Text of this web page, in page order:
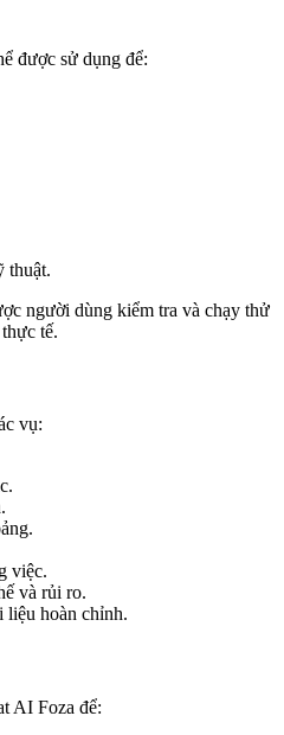
được sử dụng để:
thuật.
người dùng kiểm tra và chạy thử
tế.
vụ:
việc.
và rủi ro.
liệu hoàn chỉnh.
AI Foza để: